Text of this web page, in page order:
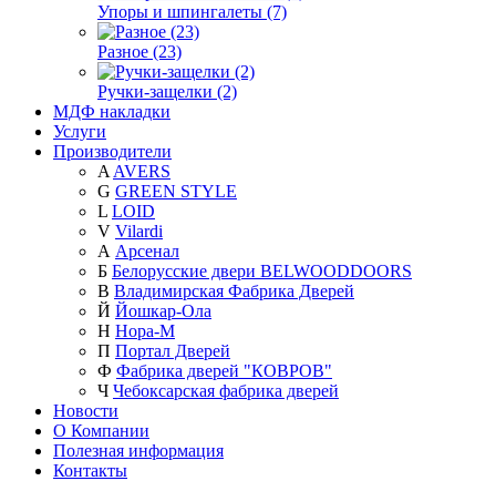
Упоры и шпингалеты (7)
Разное (23)
Ручки-защелки (2)
МДФ накладки
Услуги
Производители
A AVERS
G GREEN STYLE
L LOID
V Vilardi
А Арсенал
Б Белорусские двери BELWOODDOORS
В Владимирская Фабрика Дверей
Й Йошкар-Ола
Н Нора-М
П Портал Дверей
Ф Фабрика дверей "КОВРОВ"
Ч Чебоксарская фабрика дверей
Новости
О Компании
Полезная информация
Контакты